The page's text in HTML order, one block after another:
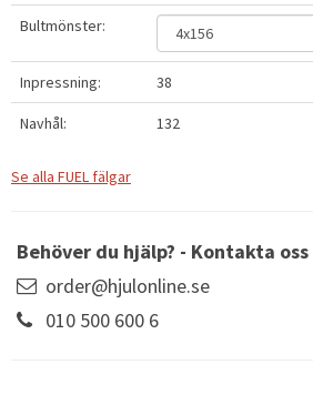
Bultmönster:
Inpressning: 38
Navhål: 132
Se alla FUEL fälgar
Behöver du hjälp? - Kontakta
order@hjulonline.se
010 500 600 6